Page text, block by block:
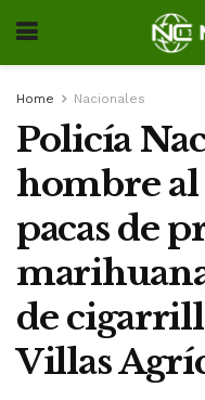
Home Nacionales
Policía
hombre al
pacas de
de
Villas